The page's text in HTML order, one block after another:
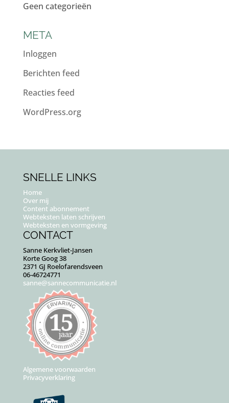
Geen categorieën
META
Inloggen
Berichten feed
Reacties feed
WordPress.org
SNELLE LINKS
Home
Over mij
Content abonnement
Webteksten laten schrijven
Webteksten en vormgeving
CONTACT
Sanne Kerkvliet-Jansen
Korte Goog 38
2371 GJ Roelofarendsveen
06-46724771
sanne@sannecommunicatie.nl
Algemene voorwaarden
Privacyverklaring